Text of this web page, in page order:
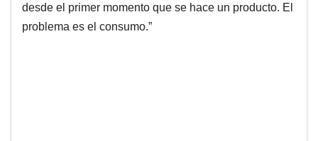
desde el primer momento que se hace un producto. El
problema es el consumo.”